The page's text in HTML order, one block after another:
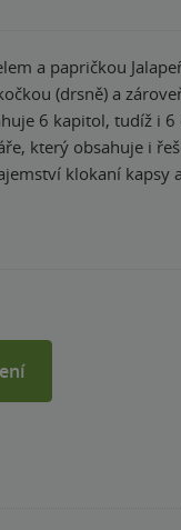
(drsně) a
který obsahuje i
klokaní kapsy